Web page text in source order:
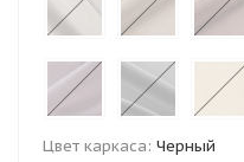
Цвет каркаса: Черный